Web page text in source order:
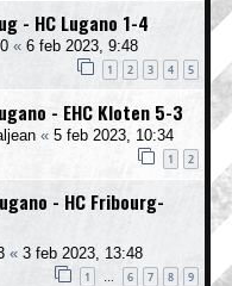
- HC Lugano 1-4
« 6 feb 2023, 9:48
1 2 3 4 5
- EHC Kloten 5-3
« 5 feb 2023, 10:34
1 2
- HC Fribourg-
« 3 feb 2023, 13:48
1 … 6 7 8 9